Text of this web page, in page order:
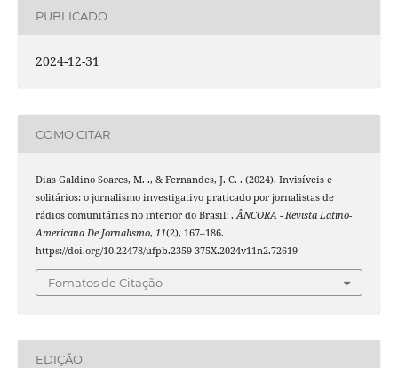
PUBLICADO
2024-12-31
COMO CITAR
Dias Galdino Soares, M. ., & Fernandes, J. C. . (2024). Invisíveis e
solitários: o jornalismo investigativo praticado por jornalistas de
rádios comunitárias no interior do Brasil: .ÂNCORA - Revista Latino-
Americana De Jornalismo, 11(2), 167–186.
https://doi.org/10.22478/ufpb.2359-375X.2024v11n2.72619
Fomatos de Citação
EDIÇÃO